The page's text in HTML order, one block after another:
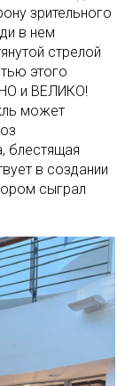
зрительного
в нем
стрелой
этого
и ВЕЛИКО!
может
блестящая
в создании
сыграл